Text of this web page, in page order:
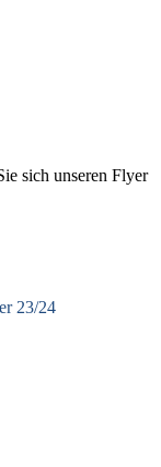
sich unseren Flyer
23/24